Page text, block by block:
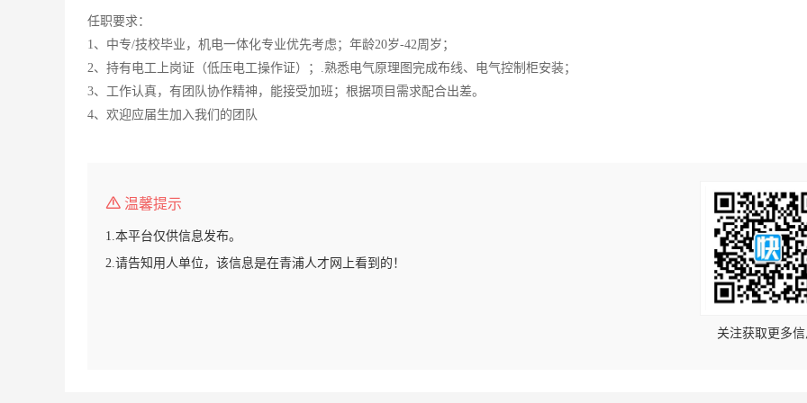
任职要求：
1、中专/技校毕业，机电一体化专业优先考虑；年龄20岁-42周岁；
2、持有电工上岗证（低压电工操作证）；.熟悉电气原理图完成布线、电气控制柜安装；
3、工作认真，有团队协作精神，能接受加班；根据项目需求配合出差。
4、欢迎应届生加入我们的团队
温馨提示
1.本平台仅供信息发布。
2.请告知用人单位，该信息是在青浦人才网上看到的！
关注获取更多